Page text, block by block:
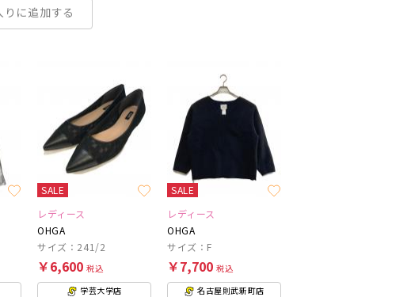
に追加する
SALE
レディース
OHGA
サイズ：241/2
￥6,600 税込
学芸大学店
SALE
レディース
OHGA
サイズ：F
￥7,700 税込
名古屋則武新町店